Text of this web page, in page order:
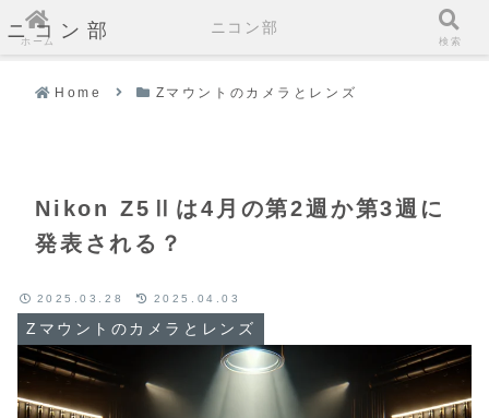
ニコン部
Home Zマウントのカメラとレンズ
Nikon Z5Ⅱは4月の第2週か第3週に
発表される？
Zマウントのカメラとレンズ
2025.03.28 2025.04.03
ホーム
ニコン部
検索